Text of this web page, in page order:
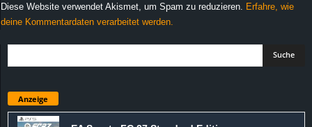
Diese Website verwendet Akismet, um Spam zu reduzieren.
Erfahre, wie
deine Kommentardaten verarbeitet werden.
Anzeige